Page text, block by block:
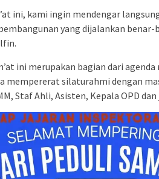
ini, kami ingin mendengar
yang dijalankan benar-
ini merupakan bagian dari
mempererat silaturahmi dengan
Staf Ahli, Asisten, Kepala OPD